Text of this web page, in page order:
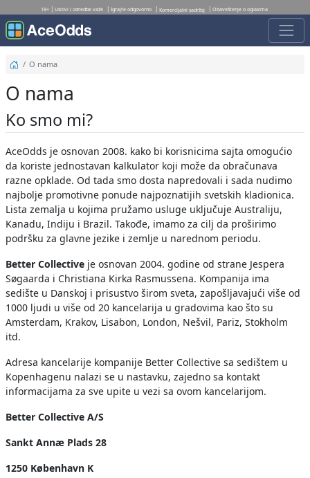
18+ Uslovi i odredbe važe Igrajte odgovorno Komercijalni sadržaj Obaveštenje o oglasima
O nama
O nama
Ko smo mi?
AceOdds je osnovan 2008. kako bi korisnicima sajta omogućio
da koriste jednostavan kalkulator koji može da obračunava
razne opklade. Od tada smo dosta napredovali i sada nudimo
najbolje promotivne ponude najpoznatijih svetskih kladionica.
Lista zemalja u kojima pružamo usluge uključuje Australiju,
Kanadu, Indiju i Brazil. Takođe, imamo za cilj da proširimo
podršku za glavne jezike i zemlje u narednom periodu.
Better Collective je osnovan 2004. godine od strane Jespera
Søgaarda i Christiana Kirka Rasmussena. Kompanija ima
sedište u Danskoj i prisustvo širom sveta, zapošljavajući više od
1000 ljudi u više od 20 kancelarija u gradovima kao što su
Amsterdam, Krakov, Lisabon, London, Nešvil, Pariz, Stokholm
itd.
Adresa kancelarije kompanije Better Collective sa sedištem u
Kopenhagenu nalazi se u nastavku, zajedno sa kontakt
informacijama za sve upite u vezi sa ovom kancelarijom.
Better Collective A/S
Sankt Annæ Plads 28
1250 København K